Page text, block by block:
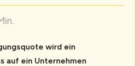
wird ein
auf ein Unternehmen